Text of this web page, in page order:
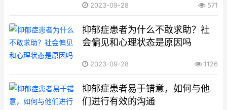
2023-09-28 571
抑郁症患者为什么不敢求助？社
会偏见和心理状态是原因吗
2023-09-28 1126
抑郁症患者易于错意，如何与他
们进行有效的沟通